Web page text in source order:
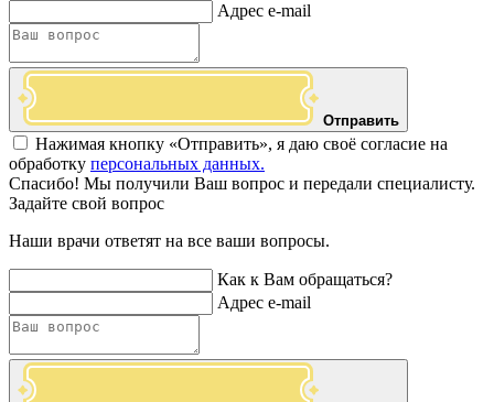
Адрес e-mail
Отправить
Нажимая кнопку «Отправить», я даю своё согласие на
обработку персональных данных.
Спасибо! Мы получили Ваш вопрос и передали специалисту.
Задайте свой вопрос
Наши врачи ответят на все ваши вопросы.
Как к Вам обращаться?
Адрес e-mail